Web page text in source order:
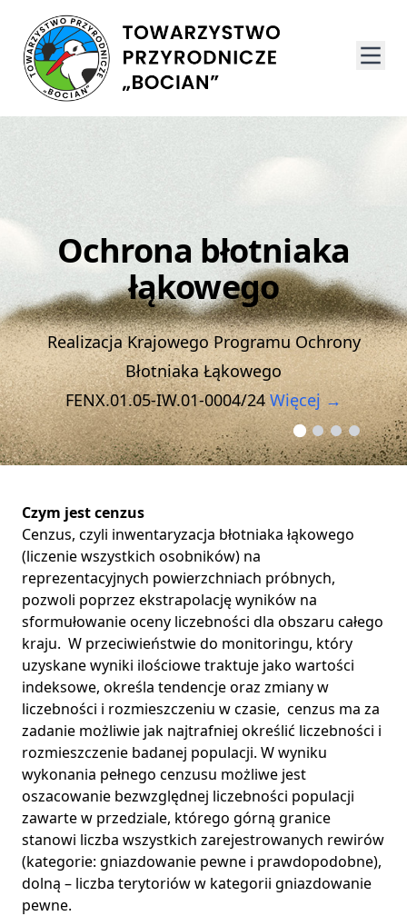
Ochrona błotniaka
łąkowego
Realizacja Krajowego Programu Ochrony
Błotniaka Łąkowego
FENX.01.05-IW.01-0004/24Więcej →
Czym jest cenzus
Cenzus, czyli inwentaryzacja błotniaka łąkowego
(liczenie wszystkich osobników) na
reprezentacyjnych powierzchniach próbnych,
pozwoli poprzez ekstrapolację wyników na
sformułowanie oceny liczebności dla obszaru całego
kraju. W przeciwieństwie do monitoringu, który
uzyskane wyniki ilościowe traktuje jako wartości
indeksowe, określa tendencje oraz zmiany w
liczebności i rozmieszczeniu w czasie, cenzus ma za
zadanie możliwie jak najtrafniej określić liczebności i
rozmieszczenie badanej populacji. W wyniku
wykonania pełnego cenzusu możliwe jest
oszacowanie bezwzględnej liczebności populacji
zawarte w przedziale, którego górną granice
stanowi liczba wszystkich zarejestrowanych rewirów
(kategorie: gniazdowanie pewne i prawdopodobne),
dolną – liczba terytoriów w kategorii gniazdowanie
pewne.